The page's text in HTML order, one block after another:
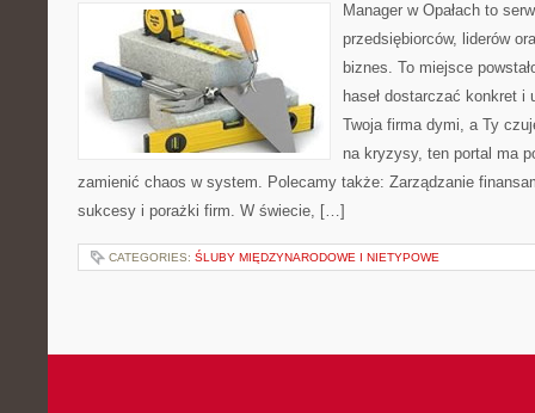
Manager w Opałach to
przedsiębiorców, liderów
biznes. To miejsce
haseł dostarczać konkret
Twoja firma dymi, a Ty
na kryzysy, ten portal ma
zamienić chaos w system. Polecamy także: Zarządzanie
sukcesy i porażki firm. W świecie, […]
CATEGORIES: ŚLUBY MIĘDZYNARODOWE I NIETYPOWE